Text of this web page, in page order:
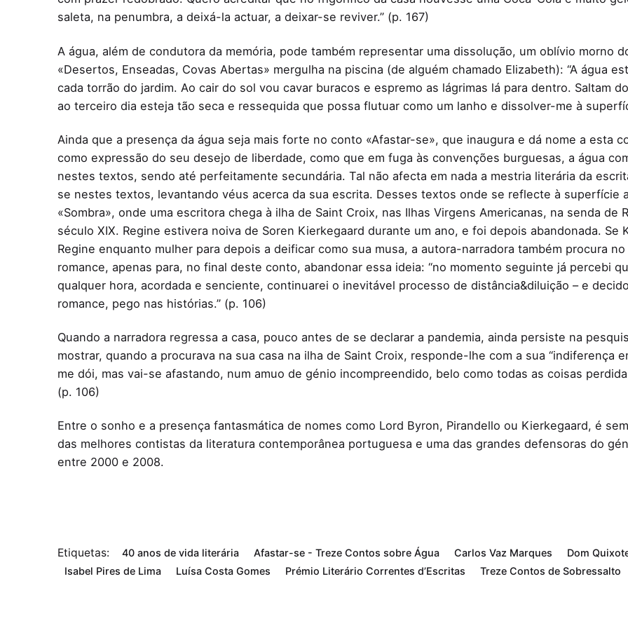
saleta, na penumbra, a deixá-la actuar, a deixar-se reviver.” (p. 167)
A água, além de condutora da memória, pode também representar uma dissolução, um oblívio morno
«Desertos, Enseadas, Covas Abertas» mergulha na piscina (de alguém chamado Elizabeth): “A água
cada torrão do jardim. Ao cair do sol vou cavar buracos e espremo as lágrimas lá para dentro. Saltam
ao terceiro dia esteja tão seca e ressequida que possa flutuar como um lanho e dissolver-me à
Ainda que a presença da água seja mais forte no conto «Afastar-se», que inaugura e dá nome a esta
como expressão do seu desejo de liberdade, como que em fuga às convenções burguesas, a água
nestes textos, sendo até perfeitamente secundária. Tal não afecta em nada a mestria literária da
se nestes textos, levantando véus acerca da sua escrita. Desses textos onde se reflecte à superfície
«Sombra», onde uma escritora chega à ilha de Saint Croix, nas Ilhas Virgens Americanas, na senda
século XIX. Regine estivera noiva de Soren Kierkegaard durante um ano, e foi depois abandonada. Se
Regine enquanto mulher para depois a deificar como sua musa, a autora-narradora também procura
romance, apenas para, no final deste conto, abandonar essa ideia: “no momento seguinte já percebi
qualquer hora, acordada e senciente, continuarei o inevitável processo de distância&diluição – e
romance, pego nas histórias.” (p. 106)
Quando a narradora regressa a casa, pouco antes de se declarar a pandemia, ainda persiste na
mostrar, quando a procurava na sua casa na ilha de Saint Croix, responde-lhe com a sua “indiferença
me dói, mas vai-se afastando, num amuo de génio incompreendido, belo como todas as coisas
(p. 106)
Entre o sonho e a presença fantasmática de nomes como Lord Byron, Pirandello ou Kierkegaard, é
das melhores contistas da literatura contemporânea portuguesa e uma das grandes defensoras do
entre 2000 e 2008.
Etiquetas: 40 anos de vida literária Afastar-se - Treze Contos sobre Água Carlos Vaz Marques
Dom
Isabel Pires de Lima
Luísa Costa Gomes Prémio Literário Correntes d’Escritas Treze Contos de Sobressalto